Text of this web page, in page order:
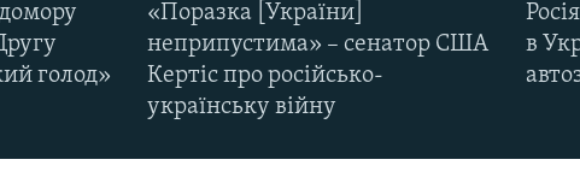
голод»
«Поразка [України]
неприпустима» – сенатор США
Кертіс про російсько-
українську війну
в